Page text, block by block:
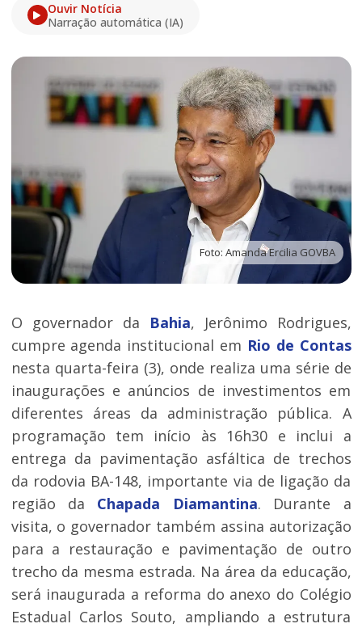
Ouvir Notícia
Narração automática (IA)
Foto: Amanda Ercilia GOVBA
O governador da Bahia, Jerônimo Rodrigues,
cumpre agenda institucional em Rio de Contas
nesta quarta-feira (3), onde realiza uma série de
inaugurações e anúncios de investimentos em
diferentes áreas da administração pública. A
programação tem início às 16h30 e inclui a
entrega da pavimentação asfáltica de trechos
da rodovia BA-148, importante via de ligação da
região da Chapada Diamantina. Durante a
visita, o governador também assina autorização
para a restauração e pavimentação de outro
trecho da mesma estrada. Na área da educação,
será inaugurada a reforma do anexo do Colégio
Estadual Carlos Souto, ampliando a estrutura